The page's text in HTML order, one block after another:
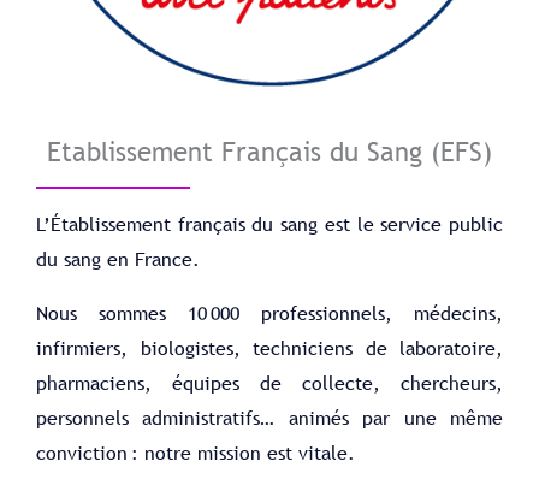
Etablissement Français du Sang (EFS)
L’Établissement français du sang est le service public
du sang en France.
Nous sommes 10 000 professionnels, médecins,
infirmiers, biologistes, techniciens de laboratoire,
pharmaciens, équipes de collecte, chercheurs,
personnels administratifs… animés par une même
conviction : notre mission est vitale.